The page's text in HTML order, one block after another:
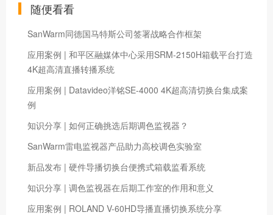
随便看看
SanWarm同德国马特斯公司签署战略合作框架
应用案例 | 和平区融媒体中心采用SRM-2150H箱载平台打造
4K超高清直播转播系统
应用案例 | Datavideo洋铭SE-4000 4K超高清切换台集成案
例
知识分享 | 如何正确挑选后期调色监视器？
SanWarm雷电监视器产品助力高校调色实验室
新品发布 | 硬件导播切换台便携式箱载监看系统
知识分享 | 调色监视器在后期工作室的作用和意义
应用案例 | ROLAND V-60HD导播直播切换系统分享